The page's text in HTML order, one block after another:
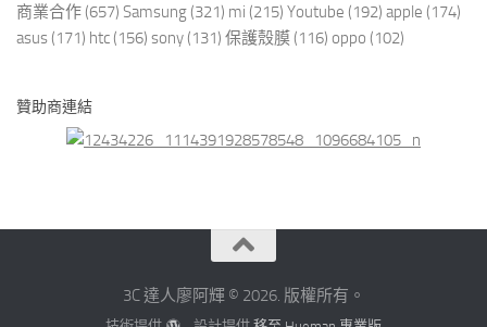
商業合作 (657) Samsung (321) mi (215) Youtube (192) apple (174)
asus (171) htc (156) sony (131) 保護殼膜 (116) oppo (102)
贊助商連結
3C 達人廖阿輝 © 2026. 版權所有。